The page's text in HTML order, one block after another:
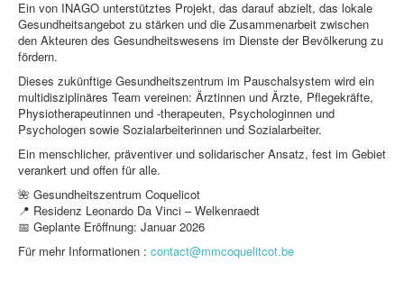
Ein von INAGO unterstütztes Projekt, das darauf abzielt, das lokale
Gesundheitsangebot zu stärken und die Zusammenarbeit zwischen
den Akteuren des Gesundheitswesens im Dienste der Bevölkerung zu
fördern.
Dieses zukünftige Gesundheitszentrum im Pauschalsystem wird ein
multidisziplinäres Team vereinen: Ärztinnen und Ärzte, Pflegekräfte,
Physiotherapeutinnen und -therapeuten, Psychologinnen und
Psychologen sowie Sozialarbeiterinnen und Sozialarbeiter.
Ein menschlicher, präventiver und solidarischer Ansatz, fest im Gebiet
verankert und offen für alle.
🌺 Gesundheitszentrum Coquelicot
📍 Residenz Leonardo Da Vinci – Welkenraedt
📅 Geplante Eröffnung: Januar 2026
Für mehr Informationen : contact@mmcoquelitcot.be